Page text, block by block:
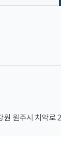
원 원주시 치악로